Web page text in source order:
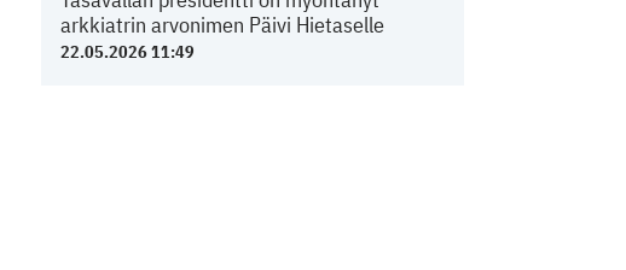
arkkiatrin arvonimen Päivi Hietaselle
22.05.2026 11:49